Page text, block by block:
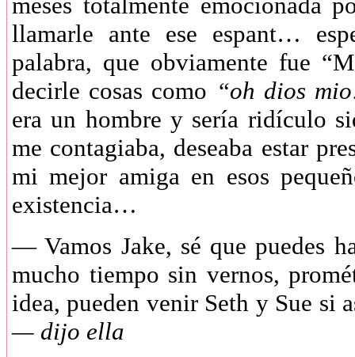
llamarle ante ese espant…
palabra, que obviamente fue
decirle cosas como “oh dios
era un hombre y sería ridículo
me contagiaba, deseaba estar
mi mejor amiga en esos
existencia…
— Vamos Jake, sé que puedes
mucho tiempo sin vernos,
idea, pueden venir Seth y Sue si
— dijo ella